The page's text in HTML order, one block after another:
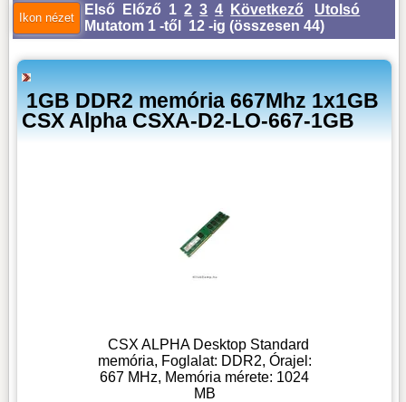
Első Előző 1 2 3 4 Következő
Utolsó
Mutatom 1 -től 12 -ig (összesen 44)
1GB DDR2 memória 667Mhz 1x1GB
CSX Alpha CSXA-D2-LO-667-1GB
CSX ALPHA Desktop Standard
memória, Foglalat: DDR2, Órajel:
667 MHz, Memória mérete: 1024
MB